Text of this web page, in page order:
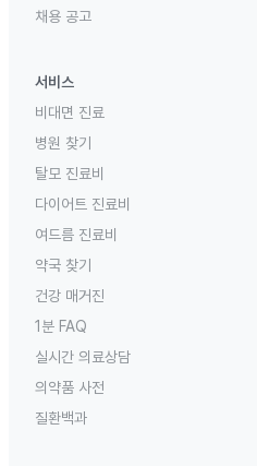
채용 공고
서비스
비대면 진료
병원 찾기
탈모 진료비
다이어트 진료비
여드름 진료비
약국 찾기
건강 매거진
1분 FAQ
실시간 의료상담
의약품 사전
질환백과